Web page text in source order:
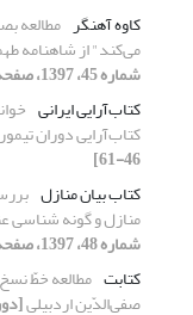
کاوه آهنگر مطالعه
می‌کند" از شاهنامه
شماره 45، 1397، صفحه 18-31]
کتاب‌آرایی ایرانی
کتاب‌آرایی دوران
46-61]
کتاب بیان منازل
منازل و گونه شناسی
شماره 48، 1397، صفحه 34-53]
کتابت مطالعه خطّ
صفی‌الدّین اردبیلی[دوره 13، شماره